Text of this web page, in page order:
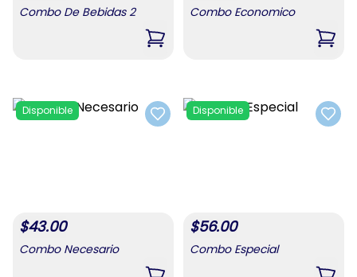
Combo De Bebidas 2
,Combo De Bebidas 2
Combo Economico
,
Add to favorites
Disponible
$43.00
Combo Necesario
Add
Disponible
$56.00
Combo Especial